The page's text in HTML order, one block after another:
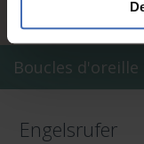
Boucles
Engelsrufer